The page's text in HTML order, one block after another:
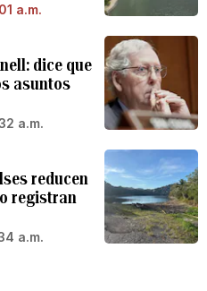
a.m.
dice que
asuntos
a.m.
reducen
registran
a.m.